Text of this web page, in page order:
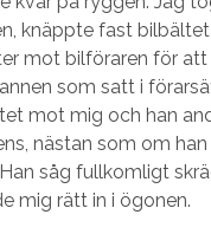
knäppte fast
mot bilföraren för
som satt i
mot mig och han
nästan som om
såg fullkomligt
mig rätt in i ögonen.